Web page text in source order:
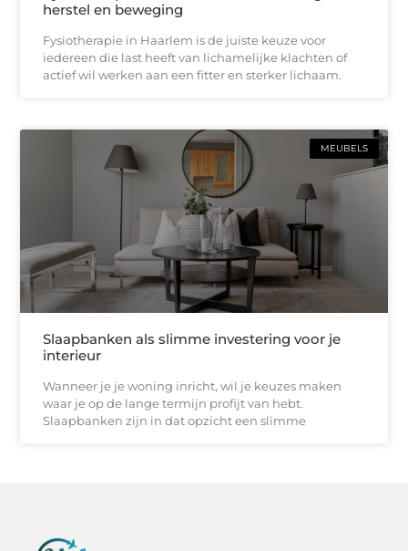
herstel en beweging
Fysiotherapie in Haarlem is de juiste keuze voor
iedereen die last heeft van lichamelijke klachten of
actief wil werken aan een fitter en sterker lichaam.
MEUBELS
Slaapbanken als slimme investering voor je
interieur
Wanneer je je woning inricht, wil je keuzes maken
waar je op de lange termijn profijt van hebt.
Slaapbanken zijn in dat opzicht een slimme